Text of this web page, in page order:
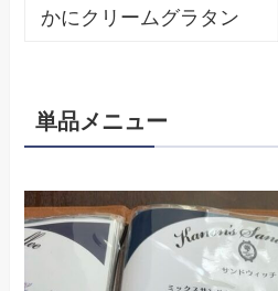
かにクリームグラタン
単品メニュー